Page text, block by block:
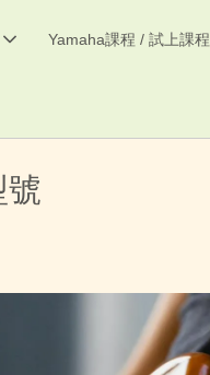
Yamaha課程 / 試上課程